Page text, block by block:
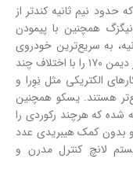
طی کرده که حدود نیم ثانیه کندتر از
همچنین با پیمودن
۴۰۰ متر یا یک‌چهارم مایل در ۸.۸۸ ثانیه، به سریع‌ترین خودروی
بنزینی در این مسافت تبدیل شده و دوج چلنجر دیمن ۱۷۰ را با اختلاف چند
الکتریکی مثل نِوِرا و
هستند. یسکو همچنین
شتاب صفرتاصد در تنها ۲.۷۹ ثانیه شده که هرچند رکوردی را
بدون کمک هیبریدی عدد
لانچ کنترل مدرن و